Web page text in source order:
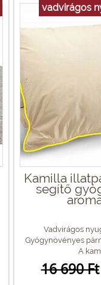
vadvirágos
Kamilla
segítő
Vadvirágos
Gyógynövényes
A
16 690 Ft